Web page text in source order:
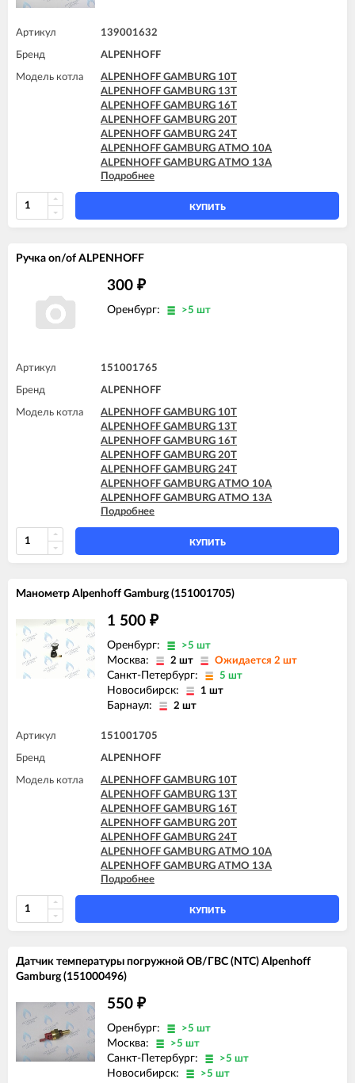
Артикул 139001632
Бренд ALPENHOFF
Модель котла
ALPENHOFF GAMBURG 10T
ALPENHOFF GAMBURG 13T
ALPENHOFF GAMBURG 16T
ALPENHOFF GAMBURG 20T
ALPENHOFF GAMBURG 24T
ALPENHOFF GAMBURG ATMO 10A
ALPENHOFF GAMBURG ATMO 13A
ALPENHOFF GAMBURG ATMO 16A
ALPENHOFF GAMBURG ATMO 20A
ALPENHOFF GAMBURG ATMO 24A
Подробнее
КУПИТЬ
Ручка on/of ALPENHOFF
300 ₽
Оренбург: >5 шт
Артикул 151001765
Бренд ALPENHOFF
Модель котла
ALPENHOFF GAMBURG 10T
ALPENHOFF GAMBURG 13T
ALPENHOFF GAMBURG 16T
ALPENHOFF GAMBURG 20T
ALPENHOFF GAMBURG 24T
ALPENHOFF GAMBURG ATMO 10A
ALPENHOFF GAMBURG ATMO 13A
ALPENHOFF GAMBURG ATMO 16A
ALPENHOFF GAMBURG ATMO 20A
ALPENHOFF GAMBURG ATMO 24A
Подробнее
КУПИТЬ
Манометр Alpenhoff Gamburg (151001705)
1 500 ₽
Оренбург: >5 шт
Москва: 2 шт Ожидается 2 шт
Санкт-Петербург: 5 шт
Новосибирск: 1 шт
Барнаул: 2 шт
Артикул 151001705
Бренд ALPENHOFF
Модель котла
ALPENHOFF GAMBURG 10T
ALPENHOFF GAMBURG 13T
ALPENHOFF GAMBURG 16T
ALPENHOFF GAMBURG 20T
ALPENHOFF GAMBURG 24T
ALPENHOFF GAMBURG ATMO 10A
ALPENHOFF GAMBURG ATMO 13A
ALPENHOFF GAMBURG ATMO 16A
ALPENHOFF GAMBURG ATMO 20A
ALPENHOFF GAMBURG ATMO 24A
Подробнее
КУПИТЬ
Датчик температуры погружной ОВ/ГВС (NTC) Alpenhoff
Gamburg (151000496)
550 ₽
Оренбург: >5 шт
Москва: >5 шт
Санкт-Петербург: >5 шт
Новосибирск: >5 шт